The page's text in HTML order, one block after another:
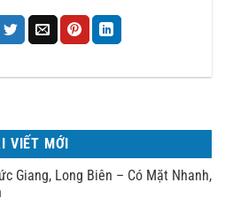
VIẾT MỚI
Giang, Long Biên – Có Mặt Nhanh,